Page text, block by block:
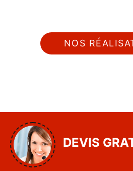
NOS
DEVIS